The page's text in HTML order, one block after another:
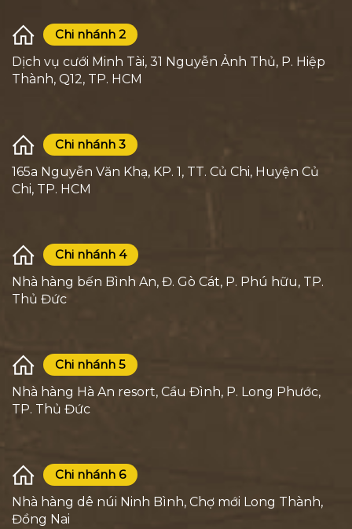
Chi nhánh 2
Dịch vụ cưới Minh Tài, 31 Nguyễn Ảnh Thủ, P. Hiệp
Thành, Q12, TP. HCM
Chi nhánh 3
165a Nguyễn Văn Khạ, KP. 1, TT. Củ Chi, Huyện Củ
Chi, TP. HCM
Chi nhánh 4
Nhà hàng bến Bình An, Đ. Gò Cát, P. Phú hữu, TP.
Thủ Đức
Chi nhánh 5
Nhà hàng Hà An resort, Cầu Đình, P. Long Phước,
TP. Thủ Đức
Chi nhánh 6
Nhà hàng dê núi Ninh Bình, Chợ mới Long Thành,
Đồng Nai